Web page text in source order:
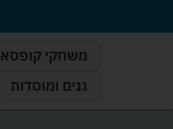
משחקי קופסא
גנים ומוסדות